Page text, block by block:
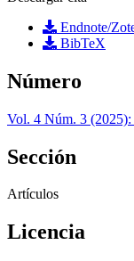
Endnote/
BibTeX
Número
Vol. 4 Núm. 3 (2025):
Sección
Artículos
Licencia